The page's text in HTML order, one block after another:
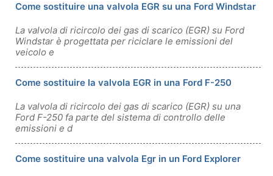
Come sostituire una valvola EGR su una Ford Windstar
La valvola di ricircolo dei gas di scarico (EGR) su Ford
Windstar è progettata per riciclare le emissioni del
veicolo e
Come sostituire la valvola EGR in una Ford F-250
La valvola di ricircolo dei gas di scarico (EGR) su una
Ford F-250 fa parte del sistema di controllo delle
emissioni e d
Come sostituire una valvola Egr in un Ford Explorer